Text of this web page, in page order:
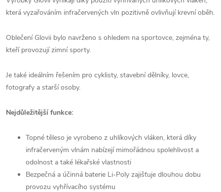
která vyzařováním infračervených vln pozitivně ovlivňují krevní oběh.
Oblečení Glovii bylo navrženo s ohledem na sportovce, zejména ty,
kteří provozují zimní sporty.
Je také ideálním řešením pro cyklisty, stavební dělníky, lovce,
fotografy a starší osoby.
Nejdůležitější funkce:
Topné těleso je vyrobeno z uhlíkových vláken, která díky
infračerveným vlnám nabízejí mimořádnou spolehlivost a
odolnost a také lékařské vlastnosti
Bezpečná a účinná baterie Li-Poly zajišťuje dlouhou dobu
provozu vyhřívacího systému